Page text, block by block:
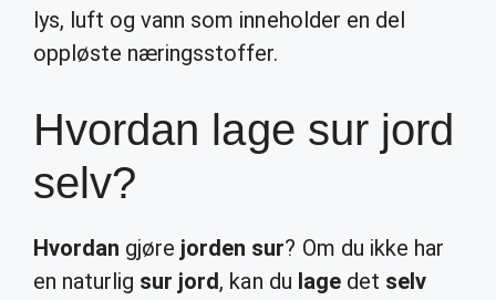
lys, luft og vann som inneholder en del
oppløste næringsstoffer.
Hvordan lage sur jord
selv?
Hvordan gjøre jorden sur? Om du ikke har
en naturlig sur jord, kan du lagedet selv